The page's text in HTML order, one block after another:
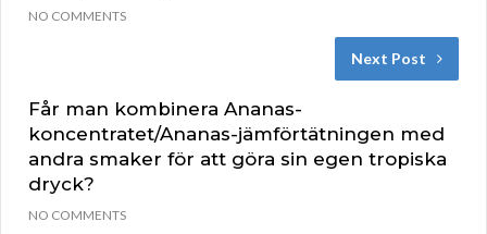
NO COMMENTS
Next Post
Får man kombinera Ananas-
koncentratet/Ananas-jämförtätningen med
andra smaker för att göra sin egen tropiska
dryck?
NO COMMENTS